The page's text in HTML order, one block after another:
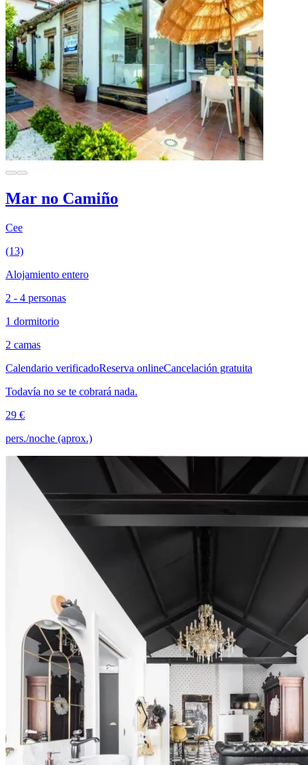
Mar no Camiño
Cee
(13)
Alojamiento entero
2 - 4 personas
1 dormitorio
2 camas
Calendario verificadoReserva onlineCancelación gratuita
Todavía no se te cobrará nada.
29 €
pers./noche (aprox.)